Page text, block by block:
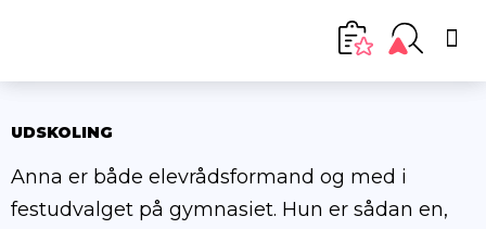
UDSKOLING
Anna er både elevrådsformand og med i
festudvalget på gymnasiet. Hun er sådan en,